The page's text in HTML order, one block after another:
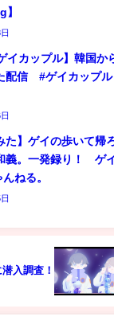
イカップル】韓国か
配信 #ゲイカップル
た】ゲイの歩いて帰
義。一発録り！
ねる。
入調査！